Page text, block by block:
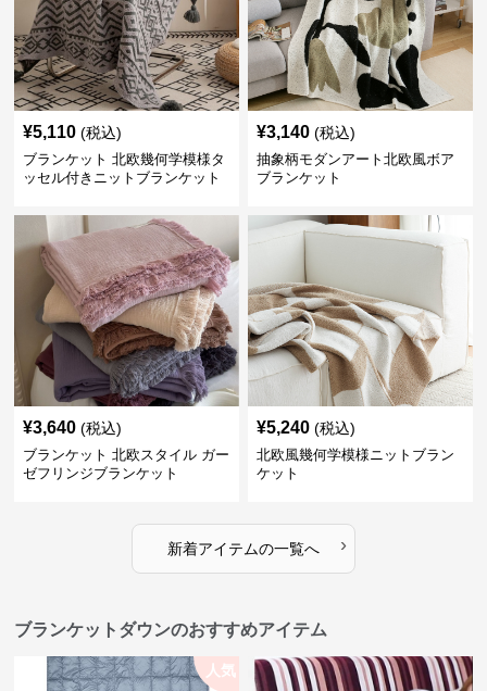
¥5,110 (税込)
ブランケット 北欧幾何学模様タ
ッセル付きニットブランケット
¥3,140 (税込)
抽象柄モダンアート北欧風ボア
ブランケット
¥3,640 (税込)
ブランケット 北欧スタイル ガー
ゼフリンジブランケット
¥5,240 (税込)
北欧風幾何学模様ニットブラン
ケット
新着アイテムの一覧へ ›
ブランケットダウンのおすすめアイテム
人気